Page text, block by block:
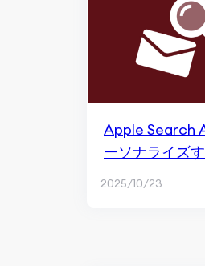
Apple Search
ーソナライズ
2025/10/23